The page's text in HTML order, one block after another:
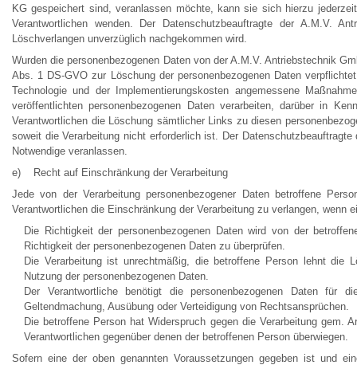
KG gespeichert sind, veranlassen möchte, kann sie sich hierzu
Verantwortlichen wenden. Der Datenschutzbeauftragte der A.M.V.
Löschverlangen unverzüglich nachgekommen wird.
Wurden die personenbezogenen Daten von der A.M.V. Antriebstechnik
Abs. 1 DS-GVO zur Löschung der personenbezogenen Daten
Technologie und der Implementierungskosten angemessene
veröffentlichten personenbezogenen Daten verarbeiten, darüber in
Verantwortlichen die Löschung sämtlicher Links zu diesen
soweit die Verarbeitung nicht erforderlich ist. Der
Notwendige veranlassen.
e) Recht auf Einschränkung der Verarbeitung
Jede von der Verarbeitung personenbezogener Daten betroffene
Verantwortlichen die Einschränkung der Verarbeitung zu verlangen, wenn
Die Richtigkeit der personenbezogenen Daten wird von der
Richtigkeit der personenbezogenen Daten zu überprüfen.
Die Verarbeitung ist unrechtmäßig, die betroffene Person lehnt die
Nutzung der personenbezogenen Daten.
Der Verantwortliche benötigt die personenbezogenen Daten
Geltendmachung, Ausübung oder Verteidigung von Rechtsansprüchen.
Die betroffene Person hat Widerspruch gegen die Verarbeitung
Verantwortlichen gegenüber denen der betroffenen Person überwiegen.
Sofern eine der oben genannten Voraussetzungen gegeben ist und